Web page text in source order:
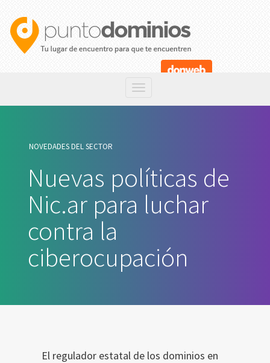
NOVEDADES DEL SECTOR
Nuevas políticas de
Nic.ar para luchar
contra la
ciberocupación
El regulador estatal de los dominios en